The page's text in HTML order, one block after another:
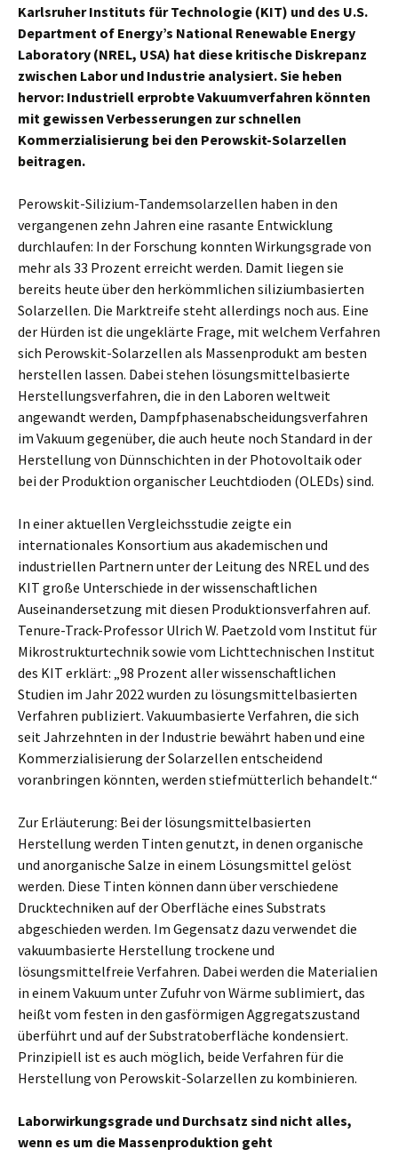
Karlsruher Instituts für Technologie (KIT) und des U.S.
Department of Energy’s National Renewable Energy
Laboratory (NREL, USA) hat diese kritische Diskrepanz
zwischen Labor und Industrie analysiert. Sie heben
hervor: Industriell erprobte Vakuumverfahren könnten
mit gewissen Verbesserungen zur schnellen
Kommerzialisierung bei den Perowskit-Solarzellen
beitragen.
Perowskit-Silizium-Tandemsolarzellen haben in den
vergangenen zehn Jahren eine rasante Entwicklung
durchlaufen: In der Forschung konnten Wirkungsgrade von
mehr als 33 Prozent erreicht werden. Damit liegen sie
bereits heute über den herkömmlichen siliziumbasierten
Solarzellen. Die Marktreife steht allerdings noch aus. Eine
der Hürden ist die ungeklärte Frage, mit welchem Verfahren
sich Perowskit-Solarzellen als Massenprodukt am besten
herstellen lassen. Dabei stehen lösungsmittelbasierte
Herstellungsverfahren, die in den Laboren weltweit
angewandt werden, Dampfphasenabscheidungsverfahren
im Vakuum gegenüber, die auch heute noch Standard in der
Herstellung von Dünnschichten in der Photovoltaik oder
bei der Produktion organischer Leuchtdioden (OLEDs) sind.
In einer aktuellen Vergleichsstudie zeigte ein
internationales Konsortium aus akademischen und
industriellen Partnern unter der Leitung des NREL und des
KIT große Unterschiede in der wissenschaftlichen
Auseinandersetzung mit diesen Produktionsverfahren auf.
Tenure-Track-Professor Ulrich W. Paetzold vom Institut für
Mikrostrukturtechnik sowie vom Lichttechnischen Institut
des KIT erklärt: „98 Prozent aller wissenschaftlichen
Studien im Jahr 2022 wurden zu lösungsmittelbasierten
Verfahren publiziert. Vakuumbasierte Verfahren, die sich
seit Jahrzehnten in der Industrie bewährt haben und eine
Kommerzialisierung der Solarzellen entscheidend
voranbringen könnten, werden stiefmütterlich behandelt.“
Zur Erläuterung: Bei der lösungsmittelbasierten
Herstellung werden Tinten genutzt, in denen organische
und anorganische Salze in einem Lösungsmittel gelöst
werden. Diese Tinten können dann über verschiedene
Drucktechniken auf der Oberfläche eines Substrats
abgeschieden werden. Im Gegensatz dazu verwendet die
vakuumbasierte Herstellung trockene und
lösungsmittelfreie Verfahren. Dabei werden die Materialien
in einem Vakuum unter Zufuhr von Wärme sublimiert, das
heißt vom festen in den gasförmigen Aggregatszustand
überführt und auf der Substratoberfläche kondensiert.
Prinzipiell ist es auch möglich, beide Verfahren für die
Herstellung von Perowskit-Solarzellen zu kombinieren.
Laborwirkungsgrade und Durchsatz sind nicht alles,
wenn es um die Massenproduktion geht